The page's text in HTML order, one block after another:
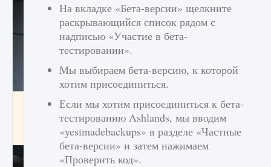
Все новые функции в режиме карьеры EA
9 августа 2024 2 096 0 2
На вкладке «Бета-версии» щелкните
раскрывающийся список рядом с
надписью «Участие в бета-
тестировании».
Мы выбираем бета-версию, к которой
хотим присоединиться.
Если мы хотим присоединиться к бета-
тестированию Ashlands, мы вводим
«yesimadebackups» в разделе «Частные
бета-версии» и затем нажимаем
«Проверить код».